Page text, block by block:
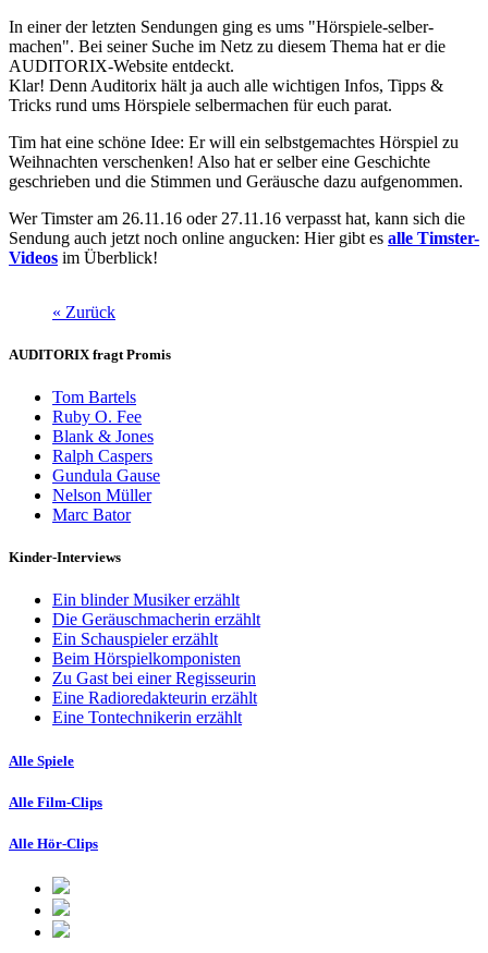
In einer der letzten Sendungen ging es ums "Hörspiele-selber-
machen". Bei seiner Suche im Netz zu diesem Thema hat er die
AUDITORIX-Website entdeckt.
Klar! Denn Auditorix hält ja auch alle wichtigen Infos, Tipps &
Tricks rund ums Hörspiele selbermachen für euch parat.
Tim hat eine schöne Idee: Er will ein selbstgemachtes Hörspiel zu
Weihnachten verschenken! Also hat er selber eine Geschichte
geschrieben und die Stimmen und Geräusche dazu aufgenommen.
Wer Timster am 26.11.16 oder 27.11.16 verpasst hat, kann sich die
Sendung auch jetzt noch online angucken: Hier gibt es alle Timster-
Videos im Überblick!
« Zurück
AUDITORIX fragt Promis
Tom Bartels
Ruby O. Fee
Blank & Jones
Ralph Caspers
Gundula Gause
Nelson Müller
Marc Bator
Kinder-Interviews
Ein blinder Musiker erzählt
Die Geräuschmacherin erzählt
Ein Schauspieler erzählt
Beim Hörspielkomponisten
Zu Gast bei einer Regisseurin
Eine Radioredakteurin erzählt
Eine Tontechnikerin erzählt
Alle Spiele
Alle Film-Clips
Alle Hör-Clips